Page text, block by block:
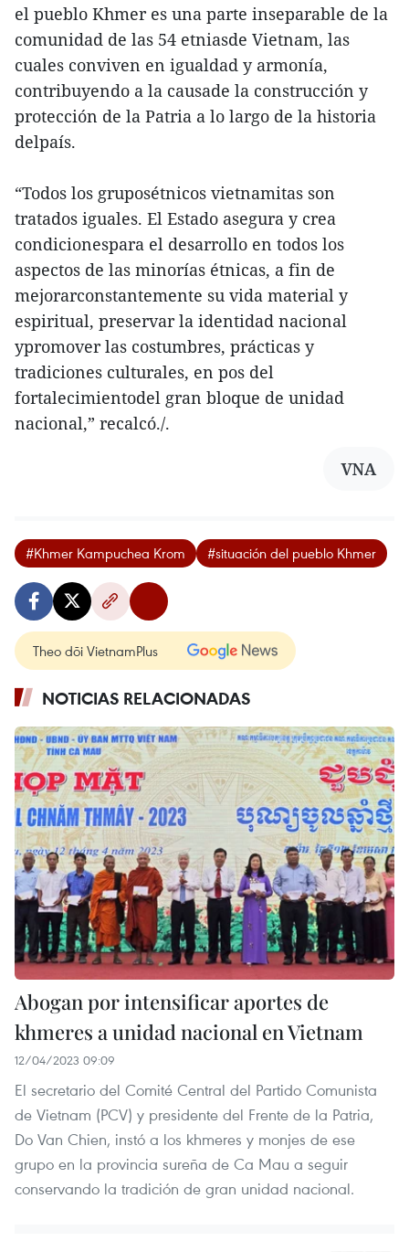
el pueblo Khmer es una parte inseparable de la
comunidad de las 54 etniasde Vietnam, las
cuales conviven en igualdad y armonía,
contribuyendo a la causade la construcción y
protección de la Patria a lo largo de la historia
delpaís.
“Todos los gruposétnicos vietnamitas son
tratados iguales. El Estado asegura y crea
condicionespara el desarrollo en todos los
aspectos de las minorías étnicas, a fin de
mejorarconstantemente su vida material y
espiritual, preservar la identidad nacional
ypromover las costumbres, prácticas y
tradiciones culturales, en pos del
fortalecimientodel gran bloque de unidad
nacional,” recalcó./.
VNA
#Khmer Kampuchea Krom #situación del pueblo Khmer
Theo dõi VietnamPlus
NOTICIAS RELACIONADAS
Abogan por intensificar aportes de
khmeres a unidad nacional en Vietnam
12/04/2023 09:09
El secretario del Comité Central del Partido Comunista
de Vietnam (PCV) y presidente del Frente de la Patria,
Do Van Chien, instó a los khmeres y monjes de ese
grupo en la provincia sureña de Ca Mau a seguir
conservando la tradición de gran unidad nacional.